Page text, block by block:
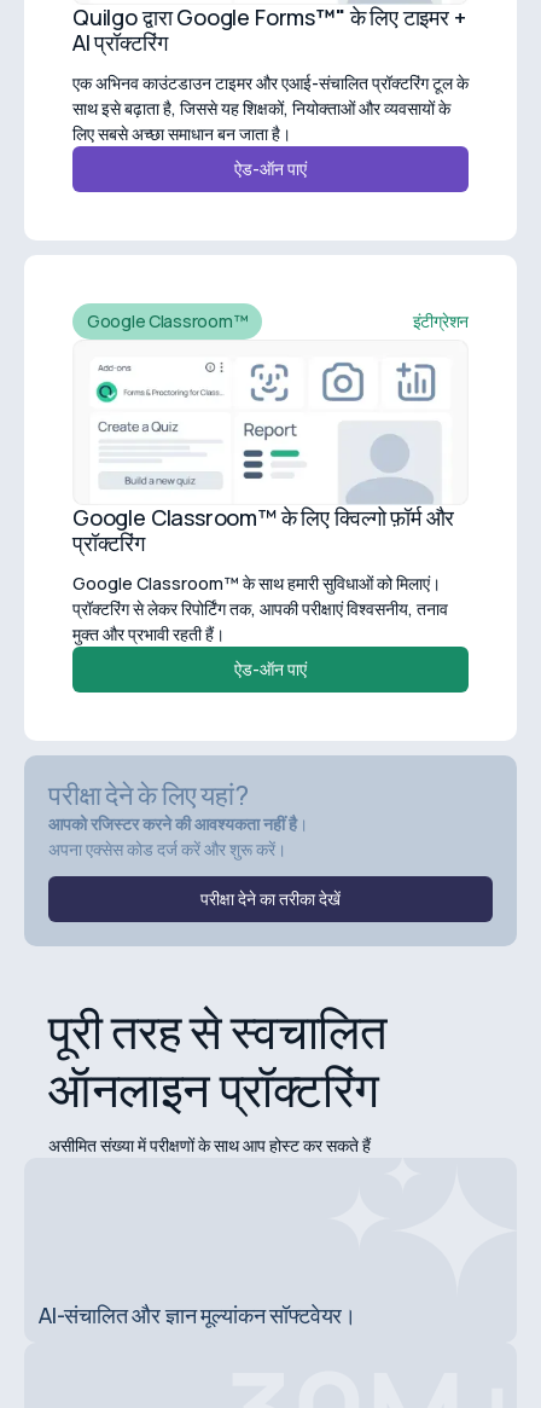
Quilgo द्वारा Google Forms™"के लिए टाइमर +
AI प्रॉक्टरिंग
एक अभिनव काउंटडाउन टाइमर और एआई-संचालित प्रॉक्टरिंग टूल के
साथ इसे बढ़ाता है, जिससे यह शिक्षकों, नियोक्ताओं और व्यवसायों के
लिए सबसे अच्छा समाधान बन जाता है।
ऐड-ऑन पाएं
Google Classroom™ इंटीग्रेशन
Google Classroom™ के लिए क्विल्गो फ़ॉर्म और
प्रॉक्टरिंग
Google Classroom™ के साथ हमारी सुविधाओं को मिलाएं।
प्रॉक्टरिंग से लेकर रिपोर्टिंग तक, आपकी परीक्षाएं विश्वसनीय, तनाव
मुक्त और प्रभावी रहती हैं।
ऐड-ऑन पाएं
परीक्षा देने के लिए यहां?
आपको रजिस्टर करने की आवश्यकता नहीं है।
अपना एक्सेस कोड दर्ज करें और शुरू करें।
परीक्षा देने का तरीका देखें
पूरी तरह से स्वचालित
ऑनलाइन प्रॉक्टरिंग
असीमित संख्या में परीक्षणों के साथ आप होस्ट कर सकते हैं
AI-संचालित और ज्ञान मूल्यांकन सॉफ्टवेयर।